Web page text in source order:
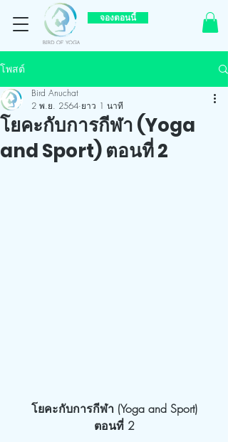
จองตอนนี้
โพสต์
โยคะกับการกีฬา (Yoga
and Sport) ตอนที่ 2
Bird Anuchat
2 พ.ย. 2564 ยาว 1 นาที
โยคะกับการกีฬา (Yoga and Sport)
ตอนที่ 2